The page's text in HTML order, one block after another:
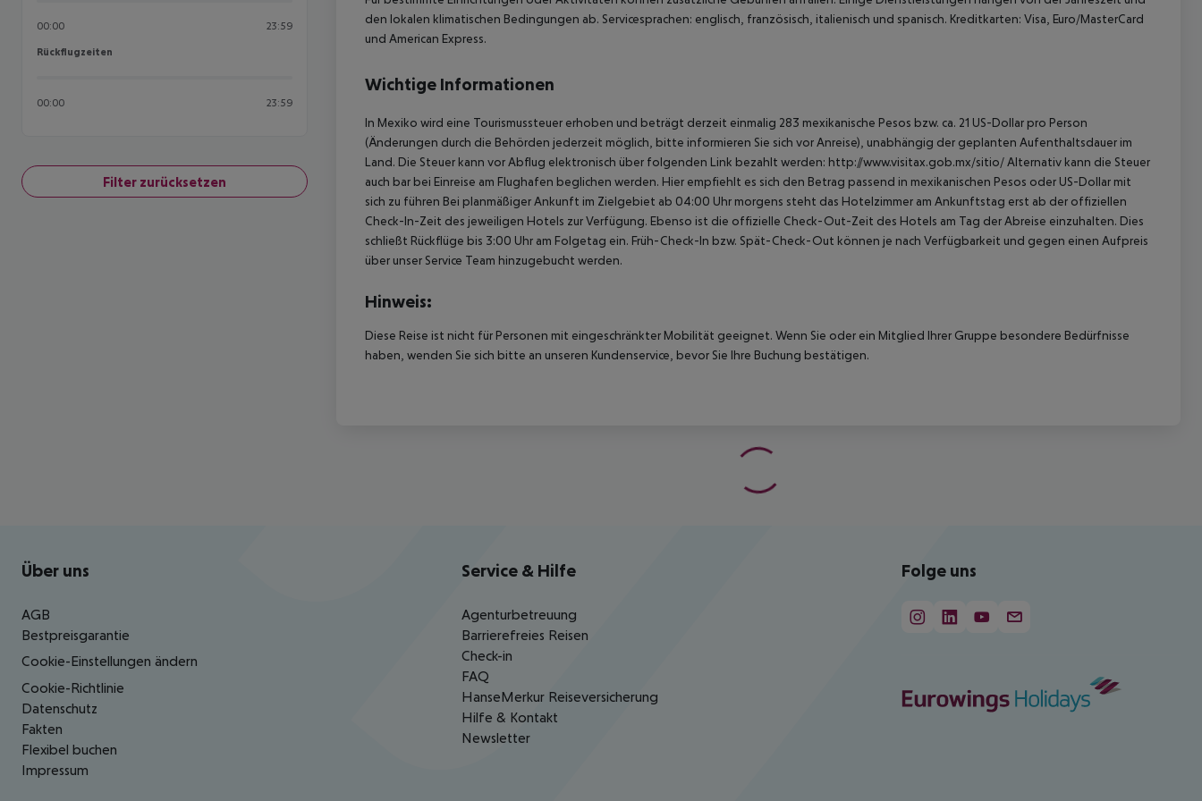
00:00 23:59
Rückflugzeiten
Rückflugzeiten
00:00 23:59
Filter zurücksetzen
den lokalen klimatischen Bedingungen ab. Servicesprachen: englisch, französisch, italienisch und spanisch. Kreditkarten: Visa, Euro/MasterCard
und American Express.
Wichtige Informationen
In Mexiko wird eine Tourismussteuer erhoben und beträgt derzeit einmalig 283 mexikanische Pesos bzw. ca. 21 US-Dollar pro Person
(Änderungen durch die Behörden jederzeit möglich, bitte informieren Sie sich vor Anreise), unabhängig der geplanten Aufenthaltsdauer im
Land. Die Steuer kann vor Abflug elektronisch über folgenden Link bezahlt werden: http://www.visitax.gob.mx/sitio/ Alternativ kann die Steuer
auch bar bei Einreise am Flughafen beglichen werden. Hier empfiehlt es sich den Betrag passend in mexikanischen Pesos oder US-Dollar mit
sich zu führen Bei planmäßiger Ankunft im Zielgebiet ab 04:00 Uhr morgens steht das Hotelzimmer am Ankunftstag erst ab der offiziellen
Check-In-Zeit des jeweiligen Hotels zur Verfügung. Ebenso ist die offizielle Check-Out-Zeit des Hotels am Tag der Abreise einzuhalten. Dies
schließt Rückflüge bis 3:00 Uhr am Folgetag ein. Früh-Check-In bzw. Spät-Check-Out können je nach Verfügbarkeit und gegen einen Aufpreis
über unser Service Team hinzugebucht werden.
Hinweis:
Diese Reise ist nicht für Personen mit eingeschränkter Mobilität geeignet. Wenn Sie oder ein Mitglied Ihrer Gruppe besondere Bedürfnisse
haben, wenden Sie sich bitte an unseren Kundenservice, bevor Sie Ihre Buchung bestätigen.
Footer navigation
Über uns
AGB
Bestpreisgarantie
Cookie-Einstellungen ändern
Cookie-Richtlinie
Datenschutz
Fakten
Flexibel buchen
Impressum
Service & Hilfe
Agenturbetreuung
Barrierefreies Reisen
Check-in
FAQ
HanseMerkur Reiseversicherung
Hilfe & Kontakt
Newsletter
Folge uns